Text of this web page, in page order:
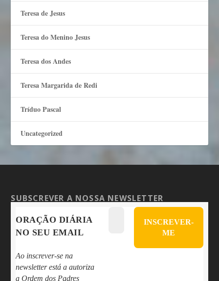
Teresa de Jesus
Teresa do Menino Jesus
Teresa dos Andes
Teresa Margarida de Redi
Tríduo Pascal
Uncategorized
SUBSCREVER A NOSSA NEWSLETTER
ORAÇÃO DIÁRIA
NO SEU EMAIL
Ao inscrever-se na
newsletter está a autoriza
a Ordem dos Padres